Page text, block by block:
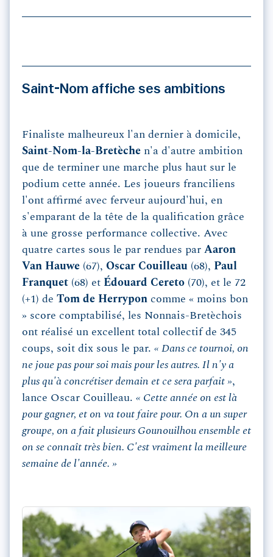
Saint-Nom affiche ses ambitions
Finaliste malheureux l'an dernier à domicile,
Saint-Nom-la-Bretèche n'a d'autre ambition
que de terminer une marche plus haut sur le
podium cette année. Les joueurs franciliens
l'ont affirmé avec ferveur aujourd'hui, en
s'emparant de la tête de la qualification grâce
à une grosse performance collective. Avec
quatre cartes sous le par rendues par Aaron
Van Hauwe (67), Oscar Couilleau (68), Paul
Franquet (68) et Édouard Cereto (70), et le 72
(+1) de Tom de Herrypon comme « moins bon
» score comptabilisé, les Nonnais-Bretèchois
ont réalisé un excellent total collectif de 345
coups, soit dix sous le par. « Dans ce tournoi, on
ne joue pas pour soi mais pour les autres. Il n'y a
plus qu'à concrétiser demain et ce sera parfait »,
lance Oscar Couilleau. « Cette année on est là
pour gagner, et on va tout faire pour. On a un super
groupe, on a fait plusieurs Gounouilhou ensemble et
on se connaît très bien. C'est vraiment la meilleure
semaine de l'année. »